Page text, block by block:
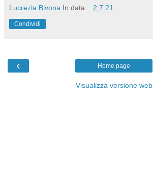
Lucrezia Bivona In data... 2.7.21
Condividi
‹ Home page
Visualizza versione web